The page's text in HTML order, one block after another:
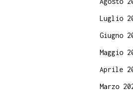
Luglio
Giugno
Maggio
Aprile
Marzo